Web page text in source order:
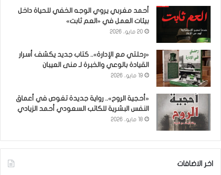
أحمد مغربي يروي الوجه الخفي للحياة داخل
بيئات العمل في «العم ثابت»
20 مايو، 2026
«رحلتي مع الإدارة».. كتاب جديد يكشف أسرار
القيادة بالوعي والخبرة لـ منى العيبان
19 مايو، 2026
«أحجية الروح».. رواية جديدة تغوص في أعماق
النفس البشرية للكاتب السعودي أحمد الزيادي
18 مايو، 2026
اخر الاضافات